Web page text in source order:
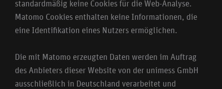
standardmäßig keine Cookies für die Web-Analyse.
Matomo Cookies enthalten keine Informationen, die
eine Identifikation eines Nutzers ermöglichen.
Die mit Matomo erzeugten Daten werden im Auftrag
des Anbieters dieser Website von der unimess GmbH
ausschließlich in Deutschland verarbeitet und